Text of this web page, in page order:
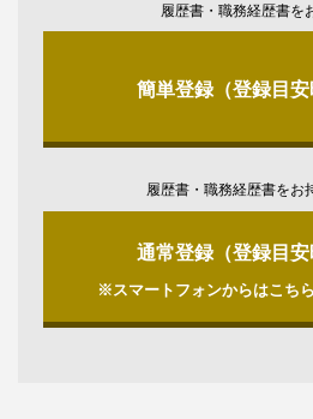
履歴書・職務経歴書を
簡単登録（登録目安
履歴書・職務経歴書をお
通常登録（登録目安
※スマートフォンからはこち